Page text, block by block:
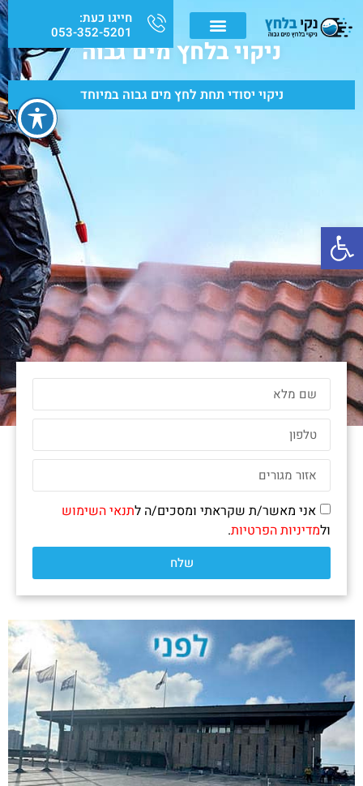
פתח סרגל נגישות
חייגו כעת:
053-352-5201
ניקוי בלחץ מים גבוה
ניקוי יסודי תחת לחץ מים גבוה במיוחד
אני מאשר/ת שקראתי ומסכים/ה לתנאי השימוש
ולמדיניות הפרטיות.
שלח